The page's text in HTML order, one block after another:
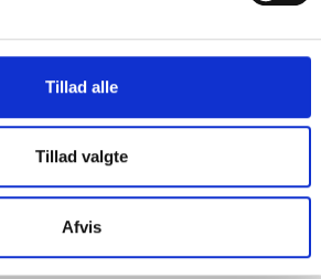
Tillad alle
Tillad valgte
Afvis
affärer med Feiber. En lättförståelig och
Där produkterna lever upp till